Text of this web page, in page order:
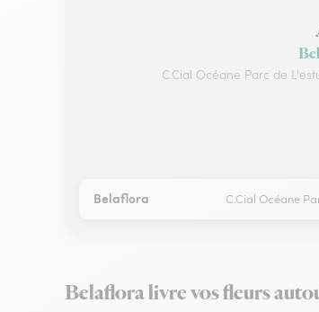
C.Cial Océane Parc de
Belaflora C.Cial Océane
Belaflora livre vos fleurs